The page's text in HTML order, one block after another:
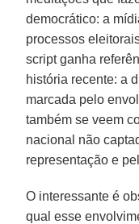
democrático: a
processos
script ganha
história recente: a
marcada pelo
também se veem
nacional não
representação e
O interessante é
qual esse